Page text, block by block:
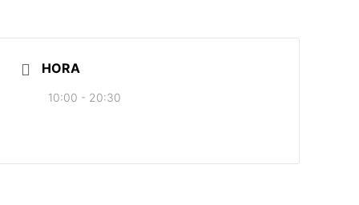
HORA
10:00 - 20:30